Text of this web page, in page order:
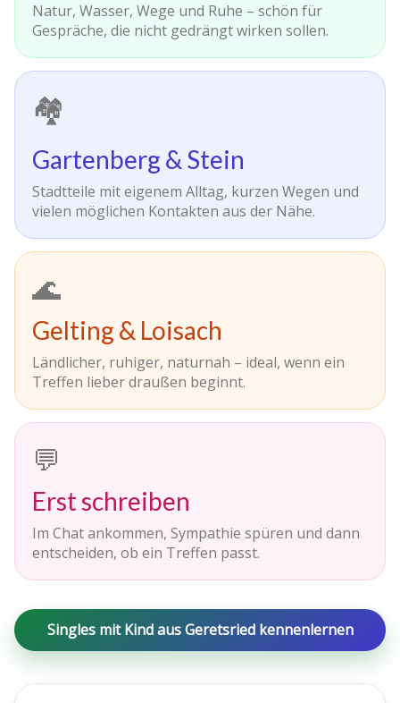
Natur, Wasser, Wege und Ruhe – schön für
Gespräche, die nicht gedrängt wirken sollen.
🏘️
Gartenberg & Stein
Stadtteile mit eigenem Alltag, kurzen Wegen und
vielen möglichen Kontakten aus der Nähe.
🌊
Gelting & Loisach
Ländlicher, ruhiger, naturnah – ideal, wenn ein
Treffen lieber draußen beginnt.
💬
Erst schreiben
Im Chat ankommen, Sympathie spüren und dann
entscheiden, ob ein Treffen passt.
Singles mit Kind aus Geretsried kennenlernen